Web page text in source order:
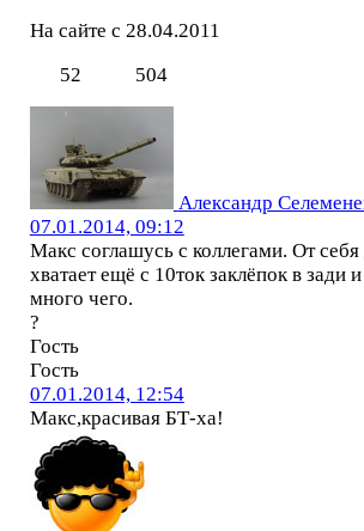
На сайте с 28.04.2011
52
504
Александр
07.01.2014, 09:12
Макс соглашусь с коллегами. От
хватает ещё с 10ток заклёпок в зади
много чего.
?
Гость
Гость
07.01.2014, 12:54
Макс,красивая БТ-ха!